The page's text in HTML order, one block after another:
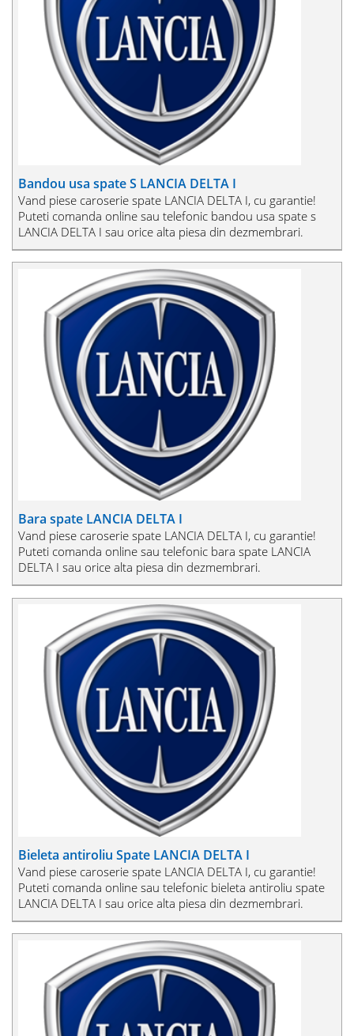
Bandou usa spate S LANCIA DELTA I
Vand piese caroserie spate LANCIA DELTA I, cu garantie!
Puteti comanda online sau telefonic bandou usa spate s
LANCIA DELTA I sau orice alta piesa din dezmembrari.
Bara spate LANCIA DELTA I
Vand piese caroserie spate LANCIA DELTA I, cu garantie!
Puteti comanda online sau telefonic bara spate LANCIA
DELTA I sau orice alta piesa din dezmembrari.
Bieleta antiroliu Spate LANCIA DELTA I
Vand piese caroserie spate LANCIA DELTA I, cu garantie!
Puteti comanda online sau telefonic bieleta antiroliu spate
LANCIA DELTA I sau orice alta piesa din dezmembrari.